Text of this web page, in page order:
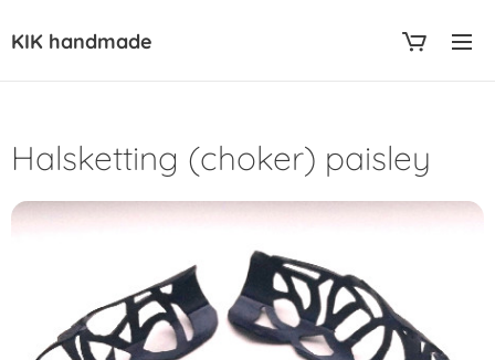
KIK handmade
Halsketting (choker) paisley